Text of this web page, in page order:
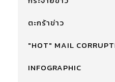
ตะกร้าข่าว
"HOT" MAIL
INFOGRAPHIC